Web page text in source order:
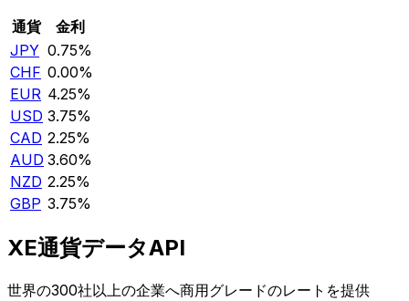
通貨
金利
JPY 0.75%
CHF 0.00%
EUR 4.25%
USD 3.75%
CAD 2.25%
AUD 3.60%
NZD 2.25%
GBP 3.75%
XE通貨データAPI
世界の300社以上の企業へ商用グレードのレートを提供